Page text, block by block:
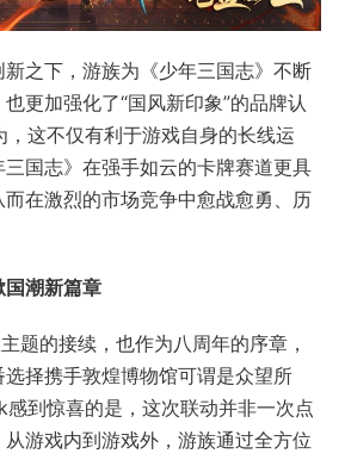
之下，游族为《少年三国志》不断
更加强化了“国风新印象”的品牌认
这不仅有利于游戏自身的长线运
国志》在强手如云的卡牌赛道更具
在激烈的市场竞争中愈战愈勇、历
国潮新篇章
题的接续，也作为八周年的序章，
选择携手敦煌博物馆可谓是众望所
到惊喜的是，这次联动并非一次点
游戏内到游戏外，游族通过全方位